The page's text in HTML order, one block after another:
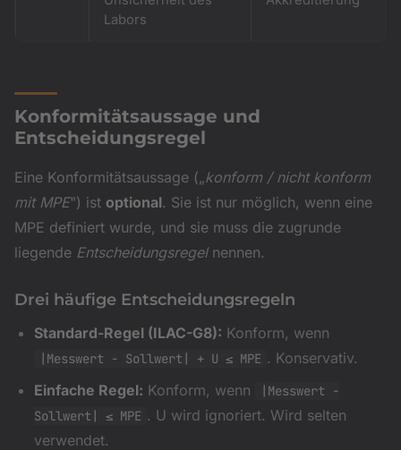
Labors
Konformitätsaussage und
Entscheidungsregel
Eine Konformitätsaussage („konform / nicht konform
mit MPE") ist optional. Sie ist nur möglich, wenn eine
MPE definiert wurde, und sie muss die zugrunde
liegende Entscheidungsregelnennen.
Drei häufige Entscheidungsregeln
Standard-Regel (ILAC-G8): Konform, wenn
|Messwert − Sollwert| + U ≤ MPE . Konservativ.
Einfache Regel: Konform, wenn
|Messwert −
Sollwert| ≤ MPE . U wird ignoriert. Wird selten
verwendet.